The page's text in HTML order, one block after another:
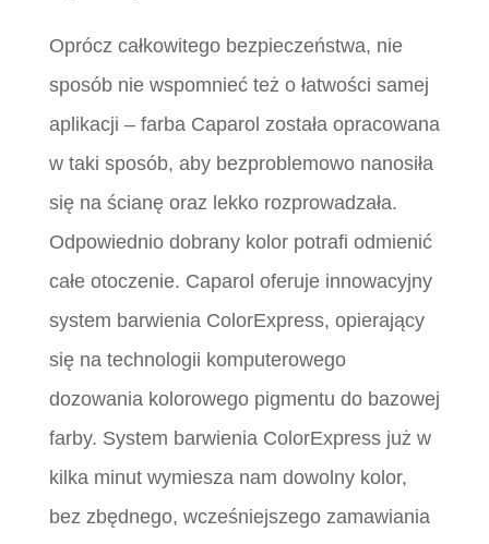
Oprócz całkowitego bezpieczeństwa, nie
sposób nie wspomnieć też o łatwości samej
aplikacji – farba Caparol została opracowana
w taki sposób, aby bezproblemowo nanosiła
się na ścianę oraz lekko rozprowadzała.
Odpowiednio dobrany kolor potrafi odmienić
całe otoczenie. Caparol oferuje innowacyjny
system barwienia ColorExpress, opierający
się na technologii komputerowego
dozowania kolorowego pigmentu do bazowej
farby. System barwienia ColorExpress już w
kilka minut wymiesza nam dowolny kolor,
bez zbędnego, wcześniejszego zamawiania